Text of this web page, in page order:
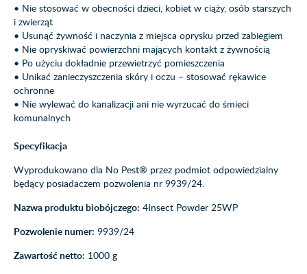
• Nie stosować w obecności dzieci, kobiet w ciąży, osób starszych
i zwierząt
• Usunąć żywność i naczynia z miejsca oprysku przed zabiegiem
• Nie opryskiwać powierzchni mających kontakt z żywnością
• Po użyciu dokładnie przewietrzyć pomieszczenia
• Unikać zanieczyszczenia skóry i oczu – stosować rękawice
ochronne
• Nie wylewać do kanalizacji ani nie wyrzucać do śmieci
komunalnych
Specyfikacja
Wyprodukowano dla No Pest® przez podmiot odpowiedzialny
będący posiadaczem pozwolenia nr 9939/24.
Nazwa produktu biobójczego: 4Insect Powder 25WP
Pozwolenie numer: 9939/24
Zawartość netto: 1000 g